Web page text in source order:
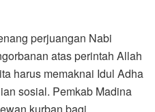
perjuangan Nabi
atas perintah Allah
harus memaknai Idul Adha
sosial. Pemkab Madina
kurban bagi